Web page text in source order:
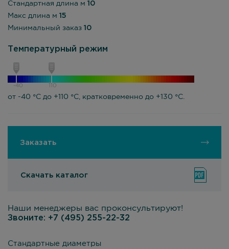
Стандартная длина м 10
Макс длина м 15
Минимальный заказ 10
Температурный режим
-40 110
от -40 °С до +110 °С, кратковременно до +130 °С.
Заказать
Скачать каталог
Наши менеджеры вас проконсультируют!
Звоните: +7 (495) 255-22-32
Стандартные диаметры